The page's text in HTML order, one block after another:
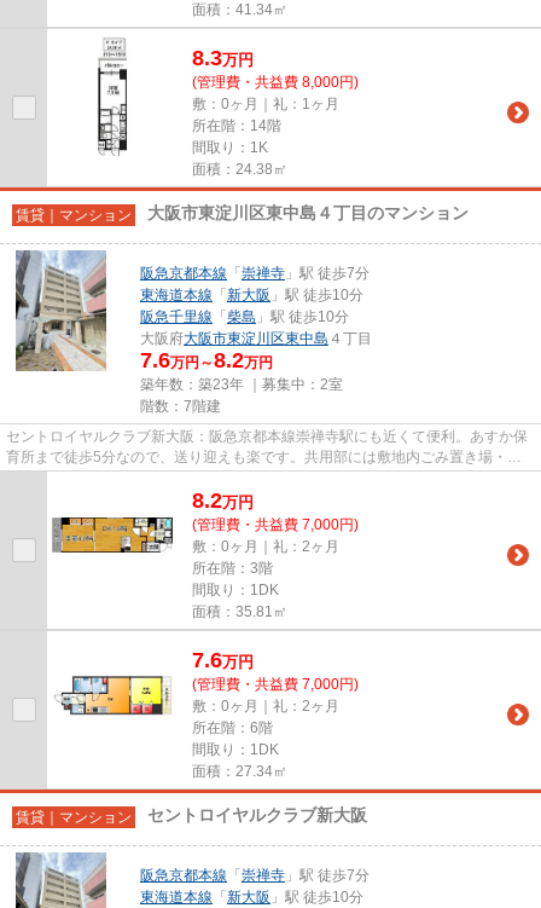
面積：41.34㎡
8.3万円
(管理費・共益費 8,000円)
敷：0ヶ月｜礼：1ヶ月
所在階：14階
間取り：1K
面積：24.38㎡
賃貸｜マンション 大阪市東淀川区東中島４丁目のマンション
阪急京都本線 「 崇禅寺 」駅 徒歩7分
東海道本線 「 新大阪 」駅 徒歩10分
阪急千里線 「 柴島 」駅 徒歩10分
大阪府大阪市東淀川区東中島 ４丁目
7.6万円～8.2万円
築年数：築23年 ｜募集中： 2室
階数：7階建
セントロイヤルクラブ新大阪：阪急京都本線崇禅寺駅にも近くて便利。あすか保
育所まで徒歩5分なので、送り迎えも楽です。共用部には敷地内ごみ置き場・エ
8.2万円
(管理費・共益費 7,000円)
敷：0ヶ月｜礼：2ヶ月
所在階：3階
間取り：1DK
面積：35.81㎡
7.6万円
(管理費・共益費 7,000円)
敷：0ヶ月｜礼：2ヶ月
所在階：6階
間取り：1DK
面積：27.34㎡
賃貸｜マンション セントロイヤルクラブ新大阪
阪急京都本線 「 崇禅寺 」駅 徒歩7分
東海道本線 「 新大阪 」駅 徒歩10分